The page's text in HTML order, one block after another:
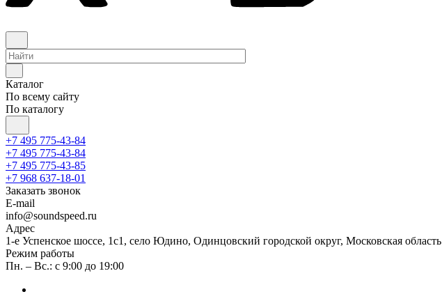
Каталог
По всему сайту
По каталогу
+7 495 775-43-84
+7 495 775-43-84
+7 495 775-43-85
+7 968 637-18-01
Заказать звонок
E-mail
info@soundspeed.ru
Адрес
1-е Успенское шоссе, 1с1, село Юдино, Одинцовский городской округ, Московская область
Режим работы
Пн. – Вс.: с 9:00 до 19:00